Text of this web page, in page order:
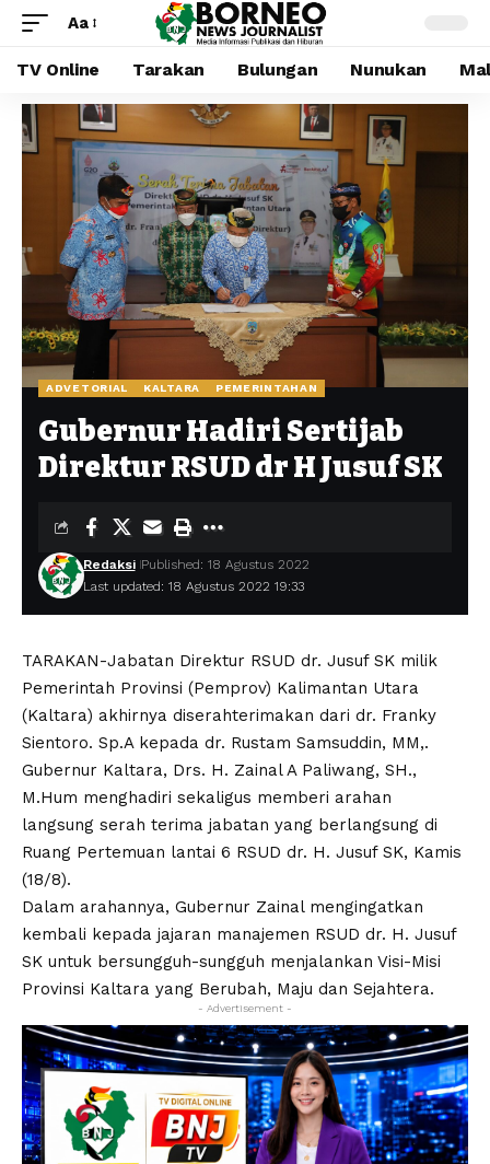
Aa
TV Online Tarakan Bulungan Nunukan
ADVETORIAL KALTARA PEMERINTAHAN
Gubernur Hadiri Sertijab
Direktur RSUD dr H Jusuf SK
Last updated: 18 Agustus 2022 19:33
Redaksi Published: 18 Agustus 2022
TARAKAN-Jabatan Direktur RSUD dr. Jusuf SK milik
Pemerintah Provinsi (Pemprov) Kalimantan Utara
(Kaltara) akhirnya diserahterimakan dari dr. Franky
Sientoro. Sp.A kepada dr. Rustam Samsuddin, MM,.
Gubernur Kaltara, Drs. H. Zainal A Paliwang, SH.,
M.Hum menghadiri sekaligus memberi arahan
langsung serah terima jabatan yang berlangsung di
Ruang Pertemuan lantai 6 RSUD dr. H. Jusuf SK, Kamis
(18/8).
Dalam arahannya, Gubernur Zainal mengingatkan
kembali kepada jajaran manajemen RSUD dr. H. Jusuf
SK untuk bersungguh-sungguh menjalankan Visi-Misi
Provinsi Kaltara yang Berubah, Maju dan Sejahtera.
- Advertisement -